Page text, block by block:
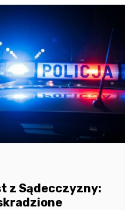
z Sądecczyzny: